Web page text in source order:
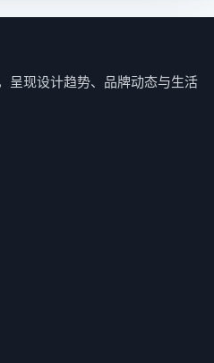
呈现设计趋势、品牌动态与生活